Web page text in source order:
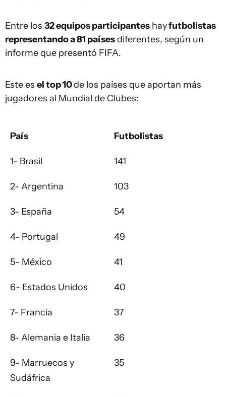
Entre los 32 equipos participantes hayfutbolistas
representando a 81 paísesdiferentes, según un
informe que presentó FIFA.
Este es el top 10de los países que aportan más
jugadores al Mundial de Clubes:
País Futbolistas
1- Brasil 141
2- Argentina 103
3- España 54
4- Portugal 49
5- México 41
6- Estados Unidos 40
7- Francia 37
8- Alemania e Italia 36
9- Marruecos y
Sudáfrica
35